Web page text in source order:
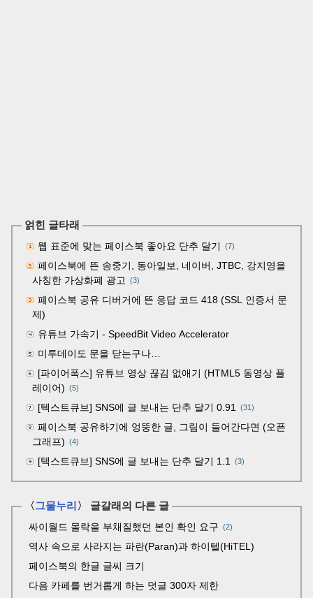
얽힌 글타래
웹 표준에 맞는 페이스북 좋아요 단추 달기 (7)
페이스북에 뜬 송중기, 동아일보, 네이버, JTBC, 강지영을
사칭한 가상화폐 광고
(3)
페이스북 공유 디버거에 뜬 응답 코드 418 (SSL 인증서 문
제)
유튜브 가속기 - SpeedBit Video Accelerator
미투데이도 문을 닫는구나…
[파이어폭스] 유튜브 영상 끊김 없애기 (HTML5 동영상 플
레이어) (5)
[텍스트큐브] SNS에 글 보내는 단추 달기 0.91 (31)
페이스북 공유하기에 엉뚱한 글, 그림이 들어간다면 (오픈
그래프) (4)
[텍스트큐브] SNS에 글 보내는 단추 달기 1.1 (3)
〈그물누리 〉 글갈래의 다른 글
싸이월드 몰락을 부채질했던 본인 확인 요구 2
역사 속으로 사라지는 파란(Paran)과 하이텔(HiTEL)
페이스북의 한글 글씨 크기
다음 카페를 번거롭게 하는 덧글 300자 제한